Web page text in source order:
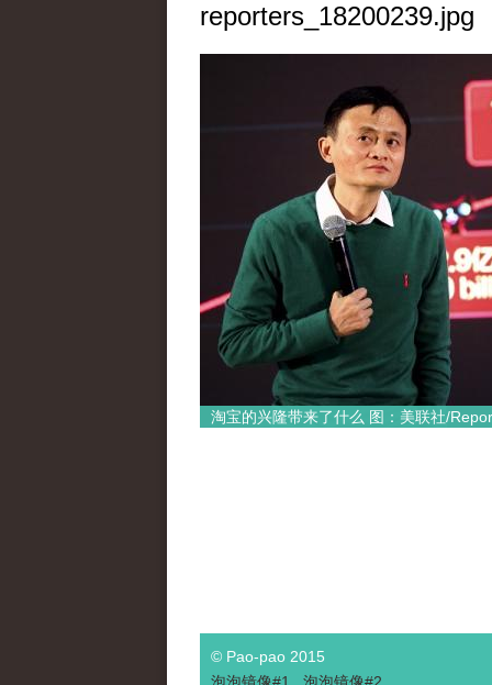
reporters_18200239.jpg
淘宝的兴隆带来了什么 图：美联社/
© Pao-pao 2015